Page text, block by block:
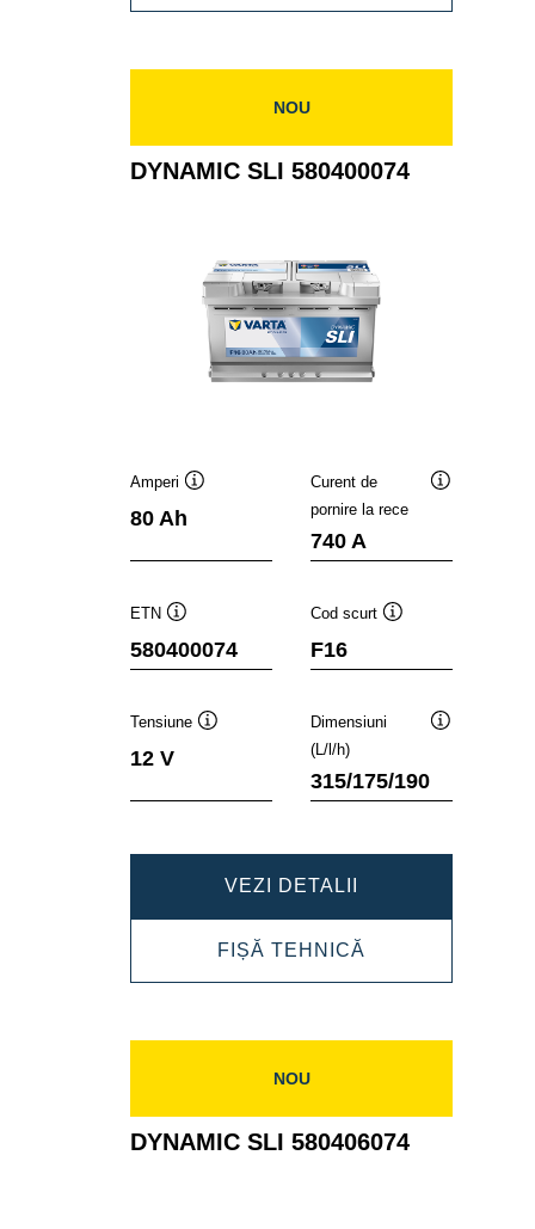
SLI
NOU
DYNAMIC SLI 580400074
Amperi
80 Ah
Curent de
pornire la rece
740 A
ETN
580400074
Cod scurt
F16
Tensiune
12 V
Dimensiuni
(L/l/h)
315/175/190
VEZI DETALII
SLI
580400074
FIȘĂ TEHNICĂ
SLI
NOU
DYNAMIC SLI 580406074